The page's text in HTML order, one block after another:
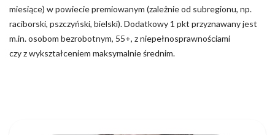
miesiące) w powiecie premiowanym (zależnie od subregionu, np.
raciborski, pszczyński, bielski). Dodatkowy 1 pkt przyznawany jest
m.in. osobom bezrobotnym, 55+, z niepełnosprawnościami
czy z wykształceniem maksymalnie średnim.